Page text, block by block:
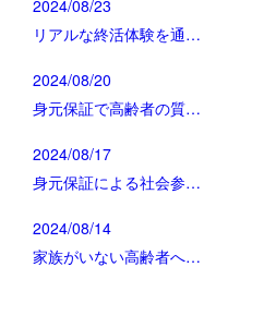
2024/08/23
リアルな終活体験を通…
2024/08/20
身元保証で高齢者の質…
2024/08/17
身元保証による社会参…
2024/08/14
家族がいない高齢者へ…